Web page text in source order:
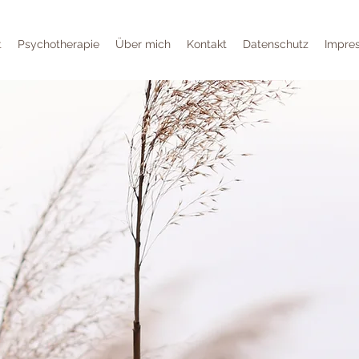
Psychotherapie Über mich Kontakt Datenschutz